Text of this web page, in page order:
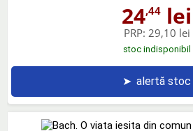
24,44 lei
PRP: 29,10 lei
stoc indisponibil
➤ alertă stoc